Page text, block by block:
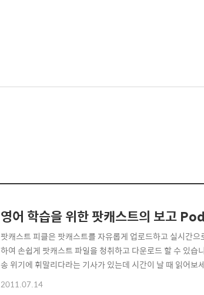
영어 학습을 위한 팟캐스트의 보고
팟캐스트 피클은 팟캐스트를 자유롭게 업로드하고 실시간
하여 손쉽게 팟캐스트 파일을 청취하고 다운로드 할 수 있
송 위기에 휘말리다라는 기사가 있는데 시간이 날 때 읽
기 http://www.apple.com/ 왼쪽에 장르별, 랜덤순, 인기순,
2011.07.14